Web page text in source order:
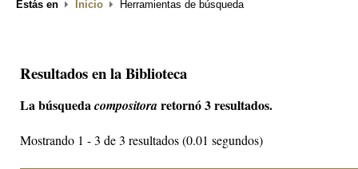
Estás en Inicio Herramientas de búsqueda
Resultados en la Biblioteca
La búsquedacompositoraretornó 3 resultados.
Mostrando 1 - 3 de 3 resultados (0.01 segundos)